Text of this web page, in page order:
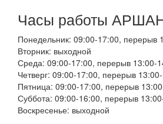
Часы работы
Понедельник: 09:00-17:00, перерыв
Вторник: выходной
Среда: 09:00-17:00, перерыв 13:00-
Четверг: 09:00-17:00, перерыв
Пятница: 09:00-17:00, перерыв
Суббота: 09:00-16:00, перерыв
Воскресенье: выходной